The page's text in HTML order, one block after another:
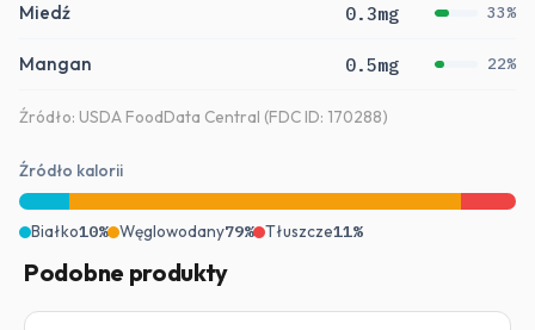
Miedź 0.3mg 33%
Mangan 0.5mg 22%
Źródło: USDA FoodData Central (FDC ID: 170288)
Źródło kalorii
Białko10% Węglowodany79% Tłuszcze11%
Podobne produkty